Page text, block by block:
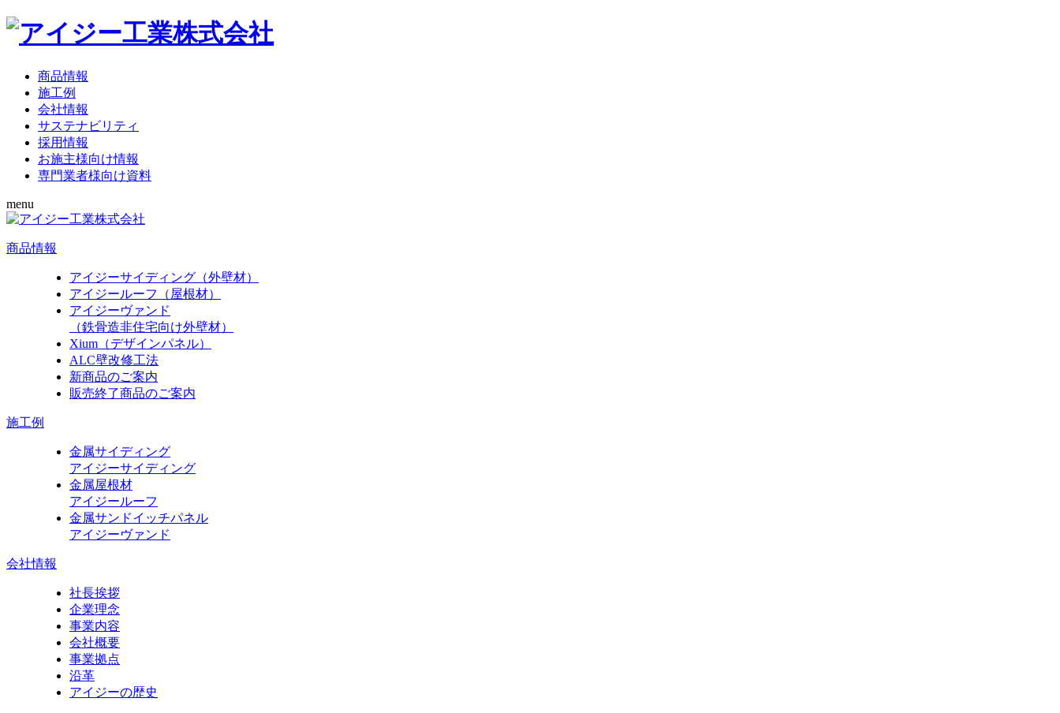
商品情報
施工例
会社情報
サステナビリティ
採用情報
お施主様向け情報
専門業者様向け資料
menu
商品情報
アイジーサイディング（外壁材）
アイジールーフ（屋根材）
アイジーヴァンド
（鉄骨造非住宅向け外壁材）
Xium（デザインパネル）
ALC壁改修工法
新商品のご案内
販売終了商品のご案内
施工例
金属サイディング
アイジーサイディング
金属屋根材
アイジールーフ
金属サンドイッチパネル
アイジーヴァンド
会社情報
社長挨拶
企業理念
事業内容
会社概要
事業拠点
沿革
アイジーの歴史